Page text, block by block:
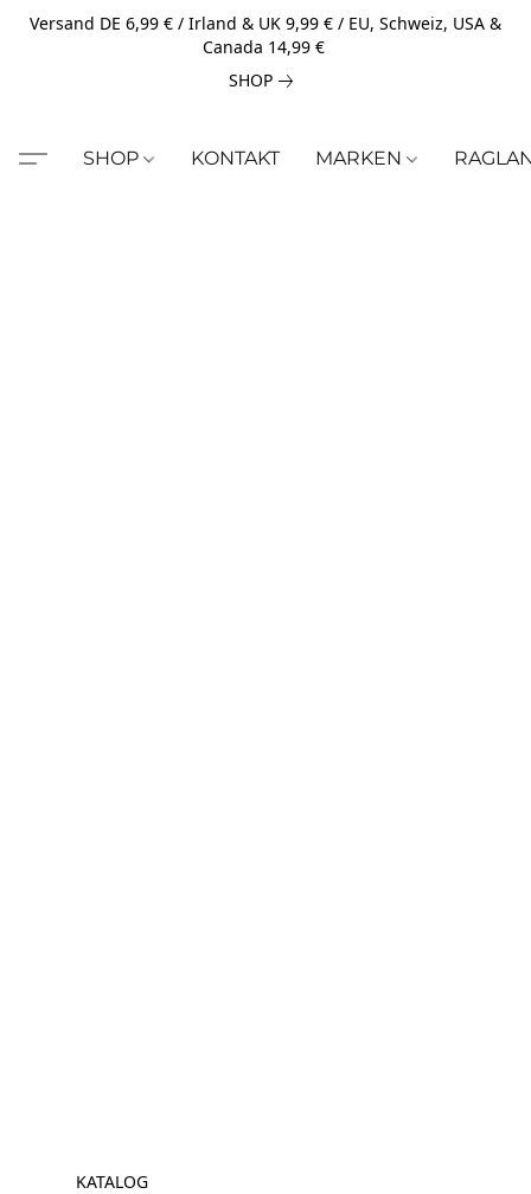
Versand DE 6,99 € / Irland & UK 9,99 € / EU, Schweiz, USA &
Canada 14,99 €
SHOP
SHOP KONTAKT MARKEN
KATALOG